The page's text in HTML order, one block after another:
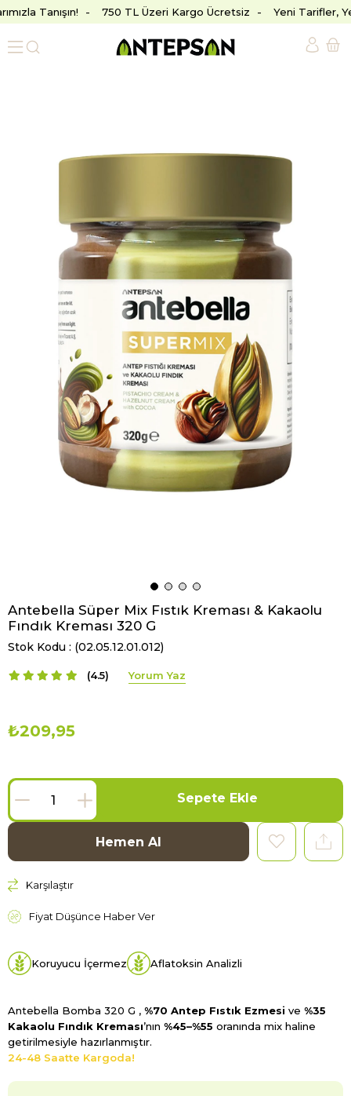
Tanışın! 750 TL Üzeri Kargo Ücretsiz Yeni Tarifler,
Antebella Süper Mix Fıstık Kreması & Kakaolu
Fındık Kreması 320 G
Stok Kodu (02.05.12.01.012)
4.5
₺209,95
Karşılaştır
Fiyat Düşünce Haber Ver
Koruyucu İçermez Aflatoksin Analizli
Antebella Bomba 320 G , %70 Antep Fıstık Ezmesi ve %35
Kakaolu Fındık Kreması’nın %45–%55 oranında mix haline
getirilmesiyle hazırlanmıştır.
24-48 Saatte Kargoda!